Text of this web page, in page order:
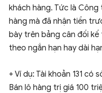
khách hàng. Tức là
hàng mà đã nhận tiền
bày trên bảng cân đối kế
theo ngắn hạn hay dài
+ Ví dụ: Tài khoản 131 có
Bán lô hàng trị giá 100